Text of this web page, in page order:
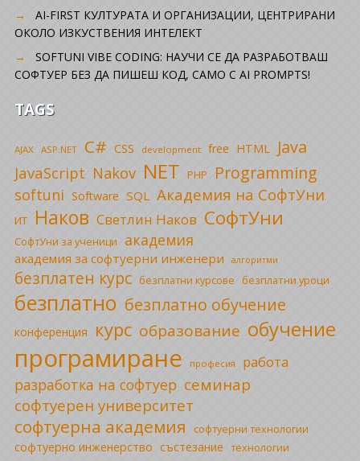
AI-FIRST КУЛТУРАТА И ОРГАНИЗАЦИИ, ЦЕНТРИРАНИ
ОКОЛО ИЗКУСТВЕНИЯ ИНТЕЛЕКТ
SOFTUNI VIBE CODING: НАУЧИ СЕ ДА РАЗРАБОТВАШ
СОФТУЕР БЕЗ ДА ПИШЕШ КОД, САМО С AI PROMPTS!
TAGS
AJAX ASP.NET C# CSS development free HTML Java
JavaScript Nakov NET PHP Programming
softuni Software SQL Академия на СофтУни
ИТ Наков Светлин Наков СофтУни
СофтУни за ученици академия
академия за софтуерни инженери алгоритми
безплатен курс безплатни курсове безплатни уроци
безплатно безплатно обучение
конференция курс образование обучение
програмиране професия работа
разработка на софтуер семинар
софтуерен университет
софтуерна академия софтуерни технологии
софтуерно инженерство състезание технологии